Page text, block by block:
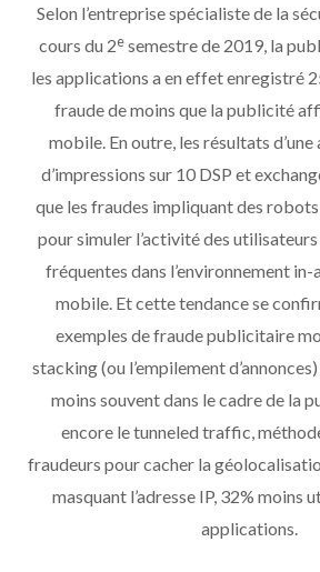
Selon l’entreprise spécialiste de la
cours du 2esemestre de 2019, la
les applications a en effet enregistré
fraude de moins que la publicité
mobile. En outre, les résultats
d’impressions sur 10 DSP et
que les fraudes impliquant des
pour simuler l’activité des
fréquentes dans l’environnement in-
mobile. Et cette tendance se
exemples de fraude publicitaire
stacking (ou l’empilement
moins souvent dans le cadre de la
encore le tunneled traffic,
fraudeurs pour cacher la
masquant l’adresse IP, 32% moins
applications.